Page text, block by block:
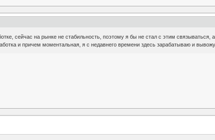
сейчас на рынке не стабильность, поэтому я бы не стал с этим
и причем моментальная, я с недавнего времени здесь зарабатываю и вывожу